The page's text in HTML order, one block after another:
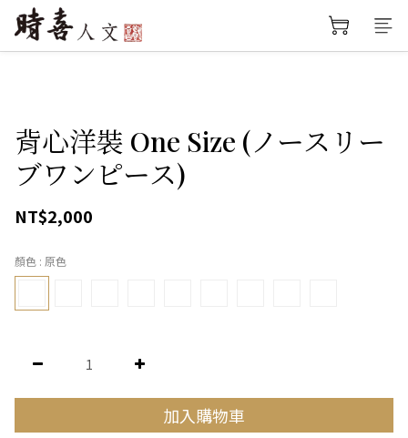
背心洋裝 One Size (ノースリー
ブワンピース)
NT$2,000
顏色 : 原色
加入購物車